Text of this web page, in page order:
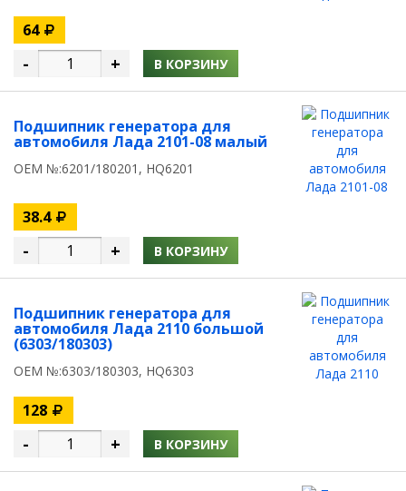
64
- + В КОРЗИНУ
Подшипник генератора для
автомобиля Лада 2101-08 малый
OEM №:6201/180201, HQ6201
38.4
- + В КОРЗИНУ
Подшипник генератора для
автомобиля Лада 2110 большой
(6303/180303)
OEM №:6303/180303, HQ6303
128
- + В КОРЗИНУ